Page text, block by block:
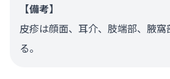
【備考】
皮疹は顔面、耳介、肢端部、腋
る。